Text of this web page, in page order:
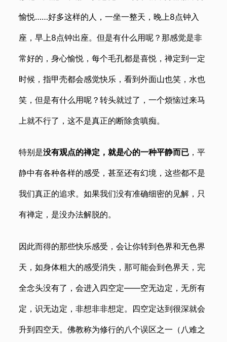
愉悦……好多这样的人，一坐一整天，晚上8点钟入
座，早上8点钟出座。但是有什么用呢？那感觉是非
常好的，身心愉悦，每个毛孔都是喜悦，禅定到一定
时候，指甲壳都会感觉快乐，看到外面山也笑，水也
笑，但是有什么用呢？转头就过了，一个烦恼过来马
上就不行了，这不是真正的断除贪嗔痴。
特别是没有观点的禅定，就是心的一种平静而已 ，平
静中有各种各样的感受，甚至还有幻境，这些都不是
我们真正的追求。如果我们没有准确细密的见解，只
有禅定，是没办法解脱的。
因此而得的那些快乐感受，会让你转到色界和无色界
天，如身体粗大的感受消失，那可能会到色界天，完
全念头没有了，会进入四空定——空无边定，无所有
定，识无边定，非想非非想定。四空定达到很深就会
升到四空天。佛教称为修行的八个误区之一（八难之